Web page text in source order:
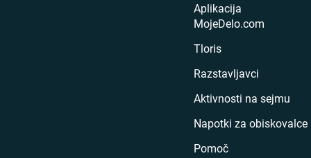
Aplikacija
MojeDelo.com
Tloris
Razstavljavci
Aktivnosti na sejmu
Napotki za obiskovalce
Pomoč